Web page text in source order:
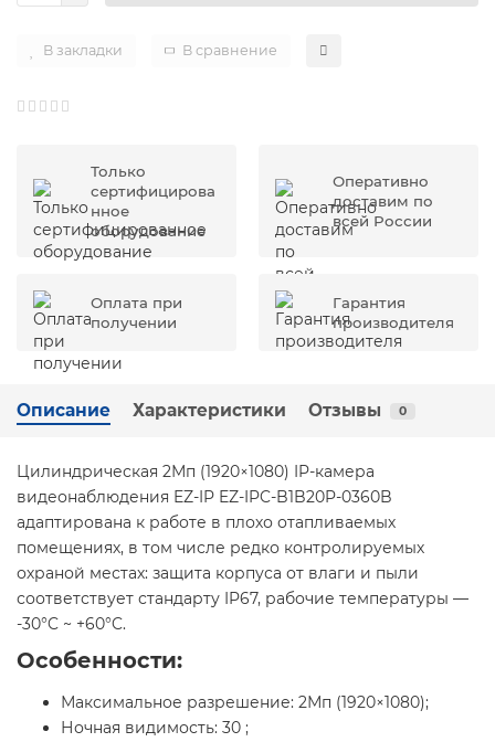
В закладки В сравнение
Только
сертифицирова
нное
оборудование
Оперативно
доставим по
всей России
Оплата при
получении
Гарантия
производителя
Описание Характеристики Отзывы 0
Цилиндрическая 2Мп (1920×1080) IP-камера
видеонаблюдения EZ-IP EZ-IPC-B1B20P-0360B
адаптирована к работе в плохо отапливаемых
помещениях, в том числе редко контролируемых
охраной местах: защита корпуса от влаги и пыли
соответствует стандарту IP67, рабочие температуры —
-30°C ~ +60°C.
Особенности:
Максимальное разрешение: 2Мп (1920×1080);
Ночная видимость: 30 ;